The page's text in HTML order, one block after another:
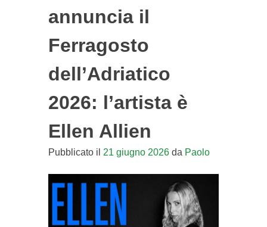
annuncia il
Ferragosto
dell’Adriatico
2026: l’artista è
Ellen Allien
Pubblicato il 21 giugno 2026da Paolo